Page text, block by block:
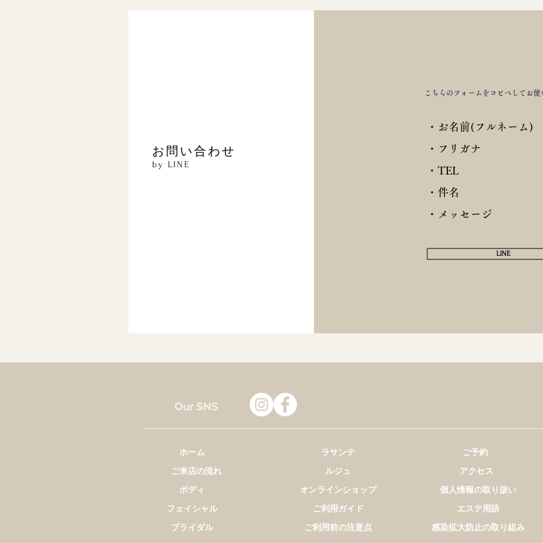
​お問い合わせ
by LINE
こちらのフォームをコピペしてお使
・お名前(フルネーム)​
・フリガナ​
・TEL​
・件名
​・メッセージ
LINE
Our SNS
ホーム
ご来店の流れ
ボディ
フェイシャル
ブライダル
ラサンテ
ルジュ
オンラインショップ
ご利用ガイド
ご利用前の注意点
ご予約
アクセス
個人情報の取り扱い
エステ用語
感染拡大防止の取り組み